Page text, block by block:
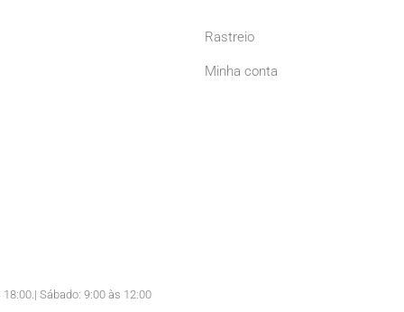
Rastreio
Minha conta
Sábado: 9:00 às 12:00